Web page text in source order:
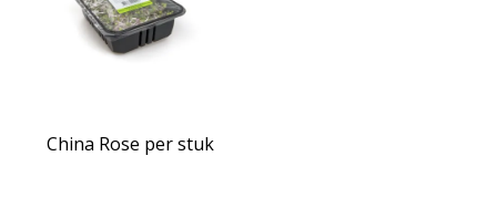
China Rose per stuk